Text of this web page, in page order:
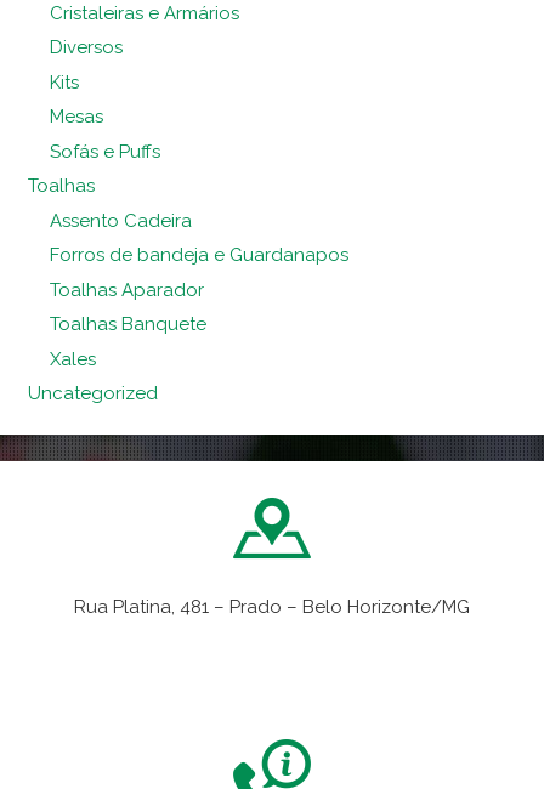
Cristaleiras e Armários
Diversos
Kits
Mesas
Sofás e Puffs
Toalhas
Assento Cadeira
Forros de bandeja e Guardanapos
Toalhas Aparador
Toalhas Banquete
Xales
Uncategorized
Rua Platina, 481 – Prado – Belo Horizonte/MG